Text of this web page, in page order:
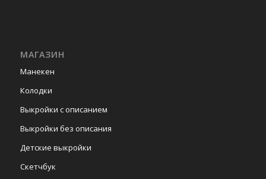
МАГАЗИН
Манекен
Колодки
Выкройки с описанием
Выкройки без описания
Детские выкройки
Скетчбук